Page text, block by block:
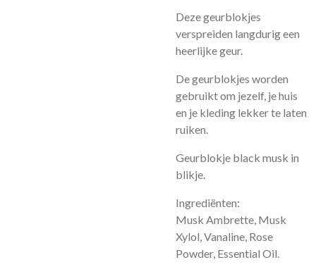
Deze geurblokjes
verspreiden langdurig een
heerlijke geur.
De geurblokjes worden
gebruikt om jezelf, je huis
en je kleding lekker te laten
ruiken.
Geurblokje black musk in
blikje.
Ingrediënten:
Musk Ambrette, Musk
Xylol, Vanaline, Rose
Powder, Essential Oil.